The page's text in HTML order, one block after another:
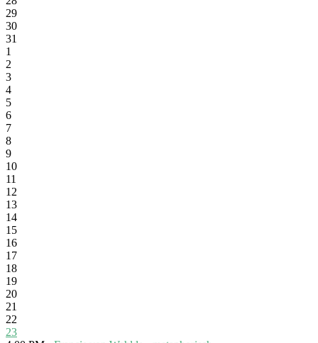
29
30
31
1
2
3
4
5
6
7
8
9
10
11
12
13
14
15
16
17
18
19
20
21
22
23